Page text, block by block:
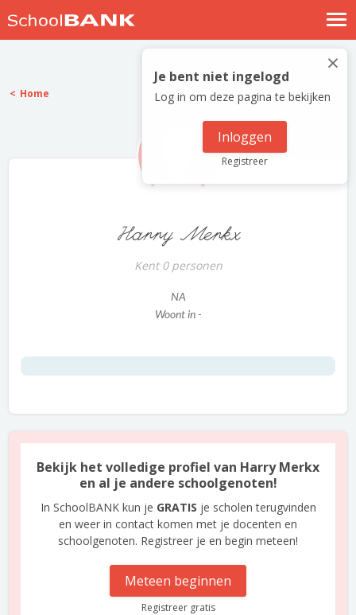
Nostalgische verhalen
Log in
Meld je gratis aan
×
Je bent niet ingelogd
Log in om deze pagina te bekijken
Inloggen
Registreer
Home
Harry Merkx
Kent 0 personen
NA
Woont in -
Bekijk het volledige profiel van Harry Merkx
en al je andere schoolgenoten!
In SchoolBANK kun je GRATIS je scholen terugvinden
en weer in contact komen met je docenten en
schoolgenoten. Registreer je en begin meteen!
Meteen beginnen
Registreer gratis